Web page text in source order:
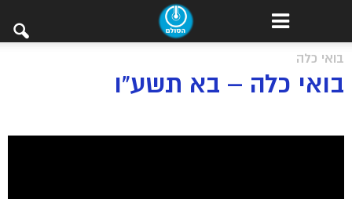
בואי כלה
בואי כלה – בא תשע"ו